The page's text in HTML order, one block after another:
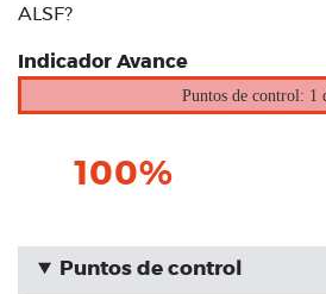
ALSF?
Indicador Avance
Puntos de control: 1
100%
Puntos de control